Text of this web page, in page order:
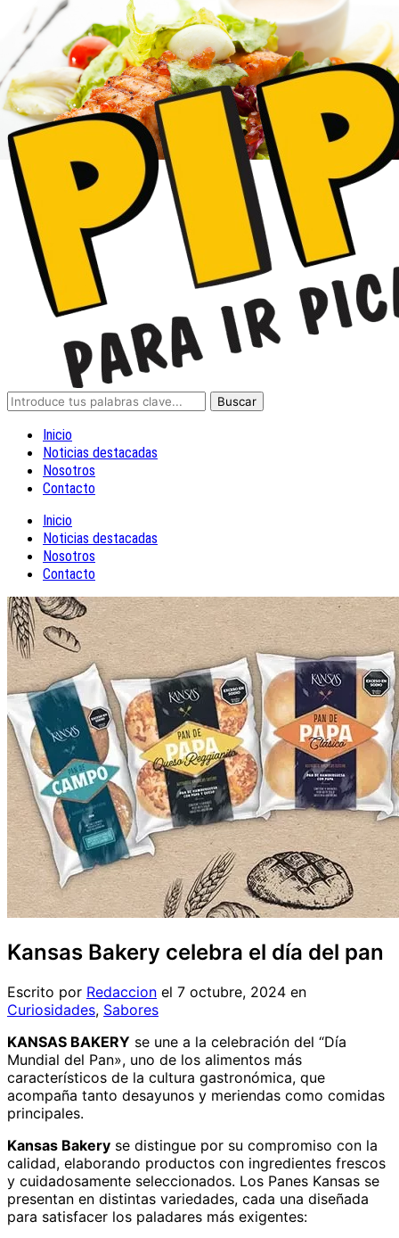
Inicio
Noticias destacadas
Nosotros
Contacto
Inicio
Noticias destacadas
Nosotros
Contacto
Kansas Bakery celebra el día del pan
Escrito por Redaccion el 7 octubre, 2024 en
Curiosidades, Sabores
KANSAS BAKERY se une a la celebración del “Día
Mundial del Pan», uno de los alimentos más
característicos de la cultura gastronómica, que
acompaña tanto desayunos y meriendas como comidas
principales.
Kansas Bakery se distingue por su compromiso con la
calidad, elaborando productos con ingredientes frescos
y cuidadosamente seleccionados. Los Panes Kansas se
presentan en distintas variedades, cada una diseñada
para satisfacer los paladares más exigentes: